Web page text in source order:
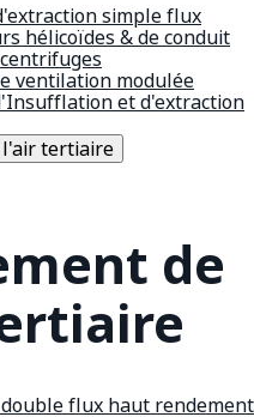
simple flux
hélicoïdes & de conduit
ventilation modulée
et d'extraction
tertiaire
de
flux haut rendement